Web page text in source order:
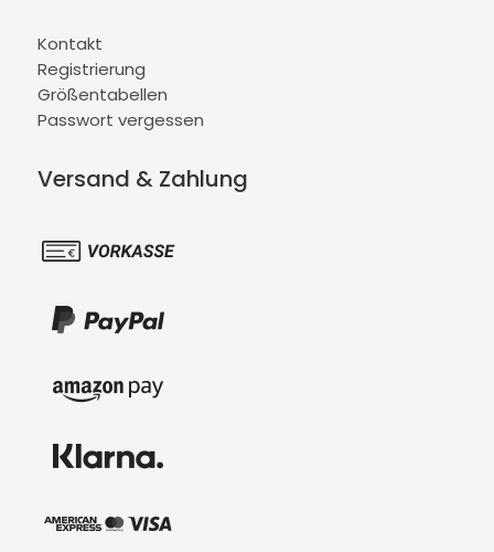
Kontakt
Registrierung
Größentabellen
Passwort vergessen
Versand & Zahlung